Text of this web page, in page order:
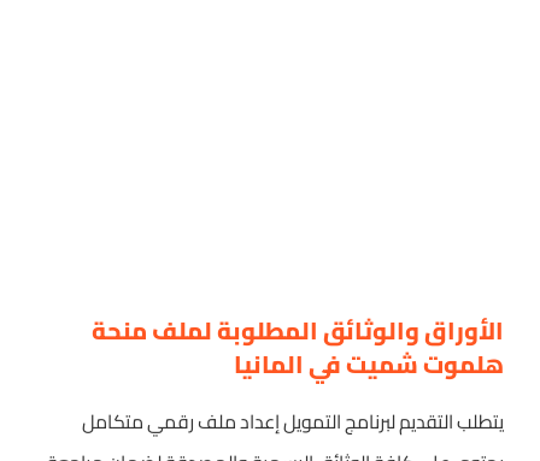
الأوراق والوثائق المطلوبة لملف منحة
هلموت شميت في المانيا
يتطلب التقديم لبرنامج التمويل إعداد ملف رقمي متكامل